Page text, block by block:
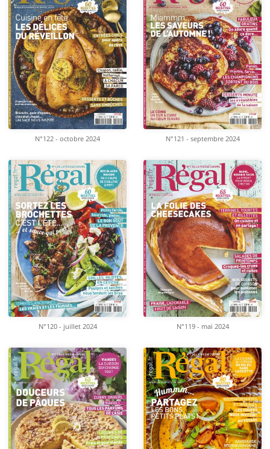
N°122 - octobre 2024 N°121 - septembre 2024
N°120 - juillet 2024 N°119 - mai 2024